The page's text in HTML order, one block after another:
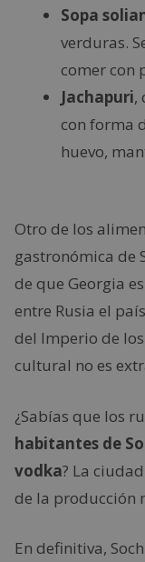
Sopa
verduras.
comer con
Jachapuri,
con forma
huevo,
Otro de los
gastronómica de
de que Georgia
entre Rusia el
del Imperio de
cultural no es
¿Sabías que los
habitantes de
vodka? La
de la producción
En definitiva,